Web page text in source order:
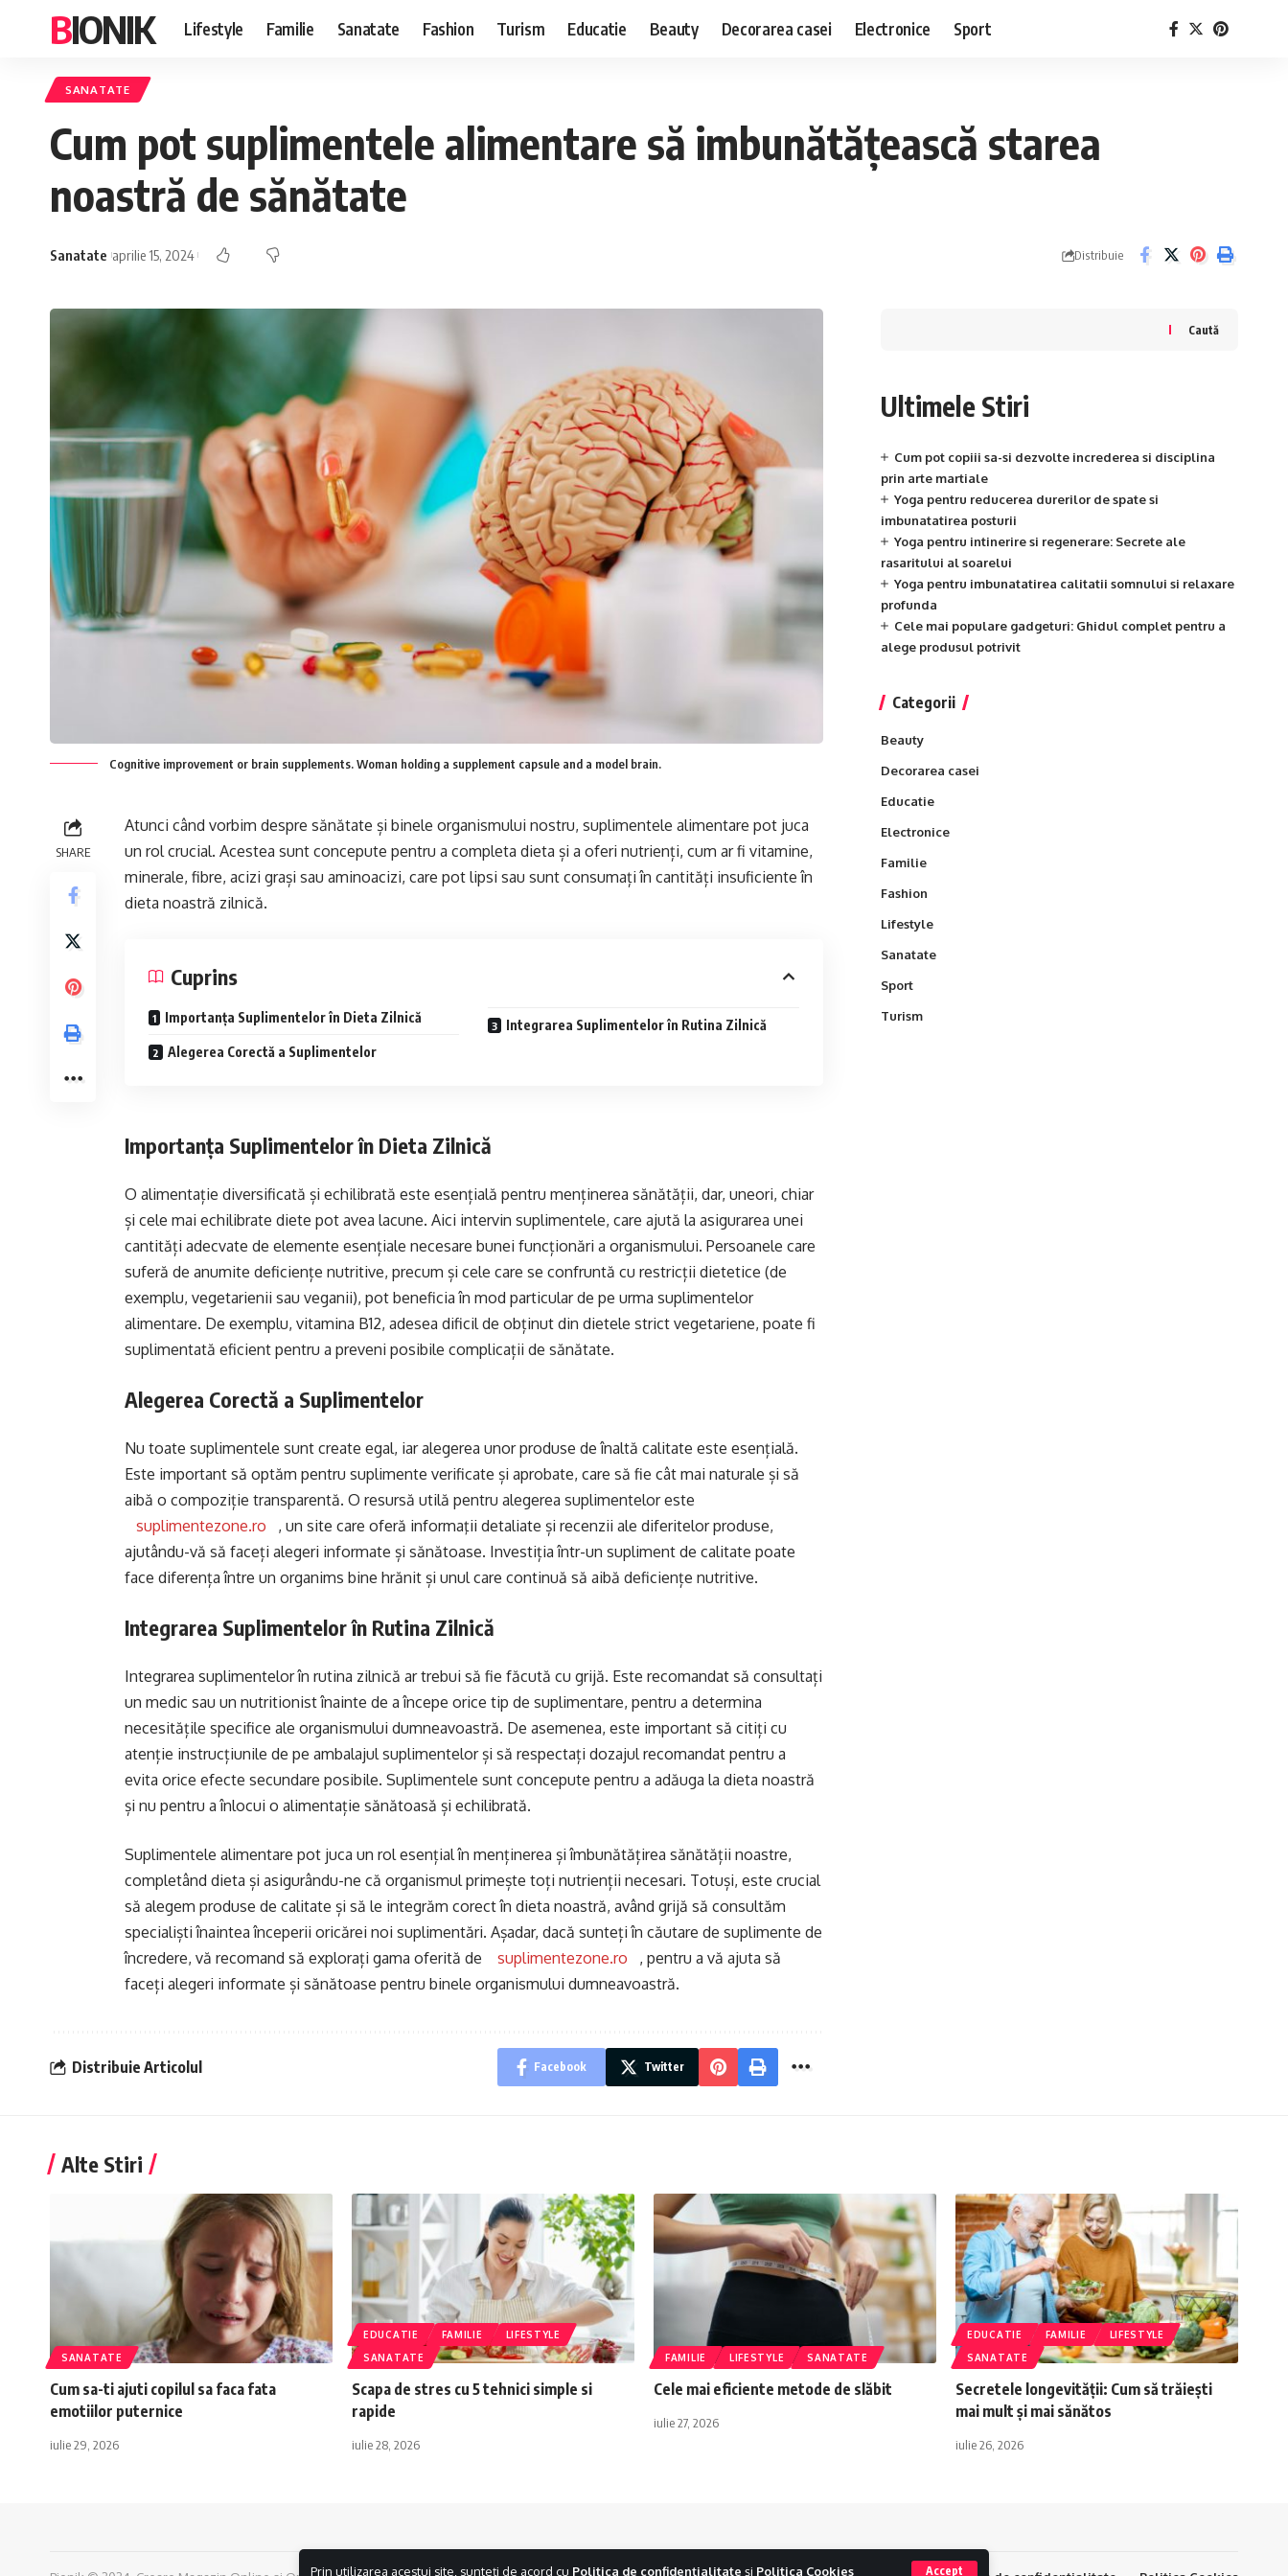
Prin utilizarea acestui site, sunteți de acord cu Politica de confidențialitate și Politica Cookies Accept
BIONIK Lifestyle Familie Sanatate Fashion Turism Educatie Beauty Decorarea casei Electronice Sport
SANATATE
Cum pot suplimentele alimentare să imbunătățească starea
noastră de sănătate
Sanatate aprilie 15, 2024 Distribuie
Cognitive improvement or brain supplements. Woman holding a supplement capsule and a model brain.
SHARE
Atunci când vorbim despre sănătate și binele organismului nostru, suplimentele alimentare pot juca
un rol crucial. Acestea sunt concepute pentru a completa dieta și a oferi nutrienți, cum ar fi vitamine,
minerale, fibre, acizi grași sau aminoacizi, care pot lipsi sau sunt consumați în cantități insuficiente în
dieta noastră zilnică.
Cuprins
Importanța Suplimentelor în Dieta Zilnică
Alegerea Corectă a Suplimentelor
Integrarea Suplimentelor în Rutina Zilnică
Importanța Suplimentelor în Dieta Zilnică
O alimentație diversificată și echilibrată este esențială pentru menținerea sănătății, dar, uneori, chiar
și cele mai echilibrate diete pot avea lacune. Aici intervin suplimentele, care ajută la asigurarea unei
cantități adecvate de elemente esențiale necesare bunei funcționări a organismului. Persoanele care
suferă de anumite deficiențe nutritive, precum și cele care se confruntă cu restricții dietetice (de
exemplu, vegetarienii sau veganii), pot beneficia în mod particular de pe urma suplimentelor
alimentare. De exemplu, vitamina B12, adesea dificil de obținut din dietele strict vegetariene, poate fi
suplimentată eficient pentru a preveni posibile complicații de sănătate.
Alegerea Corectă a Suplimentelor
Nu toate suplimentele sunt create egal, iar alegerea unor produse de înaltă calitate este esențială.
Este important să optăm pentru suplimente verificate și aprobate, care să fie cât mai naturale și să
aibă o compoziție transparentă. O resursă utilă pentru alegerea suplimentelor este
suplimentezone.ro
, un site care oferă informaţii detaliate și recenzii ale diferitelor produse,
ajutându-vă să faceți alegeri informate și sănătoase. Investiția într-un supliment de calitate poate
face diferența între un organims bine hrănit și unul care continuă să aibă deficiențe nutritive.
Integrarea Suplimentelor în Rutina Zilnică
Integrarea suplimentelor în rutina zilnică ar trebui să fie făcută cu grijă. Este recomandat să consultați
un medic sau un nutritionist înainte de a începe orice tip de suplimentare, pentru a determina
necesitățile specifice ale organismului dumneavoastră. De asemenea, este important să citiți cu
atenție instrucțiunile de pe ambalajul suplimentelor și să respectați dozajul recomandat pentru a
evita orice efecte secundare posibile. Suplimentele sunt concepute pentru a adăuga la dieta noastră
și nu pentru a înlocui o alimentație sănătoasă și echilibrată.
Suplimentele alimentare pot juca un rol esențial în menținerea și îmbunătățirea sănătății noastre,
completând dieta și asigurându-ne că organismul primește toți nutrienții necesari. Totuși, este crucial
să alegem produse de calitate și să le integrăm corect în dieta noastră, având grijă să consultăm
specialiști înaintea începerii oricărei noi suplimentări. Așadar, dacă sunteți în căutare de suplimente de
încredere, vă recomand să explorați gama oferită de
suplimentezone.ro
, pentru a vă ajuta să
faceți alegeri informate și sănătoase pentru binele organismului dumneavoastră.
Distribuie Articolul Facebook Twitter
Caută
Ultimele Stiri
Cum pot copiii sa-si dezvolte increderea si disciplina
prin arte martiale
Yoga pentru reducerea durerilor de spate si
imbunatatirea posturii
Yoga pentru intinerire si regenerare: Secrete ale
rasaritului al soarelui
Yoga pentru imbunatatirea calitatii somnului si relaxare
profunda
Cele mai populare gadgeturi: Ghidul complet pentru a
alege produsul potrivit
Categorii
Beauty
Decorarea casei
Educatie
Electronice
Familie
Fashion
Lifestyle
Sanatate
Sport
Turism
Alte Stiri
SANATATE
Cum sa-ti ajuti copilul sa faca fata
emotiilor puternice
iulie 29, 2026
EDUCATIE FAMILIE
LIFESTYLE
SANATATE
Scapa de stres cu 5 tehnici simple si
rapide
iulie 28, 2026
FAMILIE LIFESTYLE SANATATE
Cele mai eficiente metode de slăbit
iulie 27, 2026
EDUCATIE FAMILIE
LIFESTYLE
SANATATE
Secretele longevității: Cum să trăiești
mai mult și mai sănătos
iulie 26, 2026